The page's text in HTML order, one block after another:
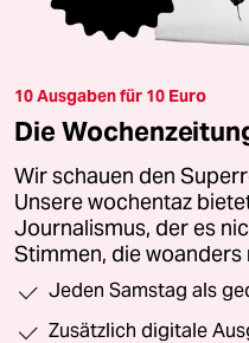
10 Ausgaben für 10 Euro
Die
Wir schauen den
Unsere wochentaz
Journalismus, der es
Stimmen, die
Jeden Samstag als
Zusätzlich digitale